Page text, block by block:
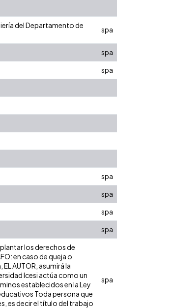
del Departamento de
spa
spa
spa
spa
spa
spa
spa
los derechos de
en caso de queja o
AUTOR, asumirá la
Icesi actúa como un
establecidos en la Ley
Toda persona que
es decir el título del trabajo
spa